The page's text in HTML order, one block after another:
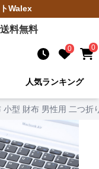
Walex
料無料
0 0
人気ランキング
小型 財布 男性用 二つ折